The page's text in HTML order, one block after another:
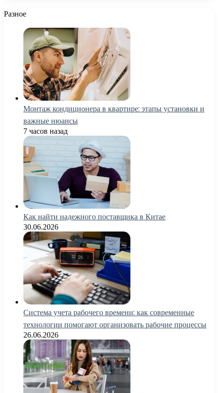
Разное
Монтаж кондиционера в квартире: этапы установки и
важные нюансы
7 часов назад
Как найти надежного поставщика в Китае
30.06.2026
Система учета рабочего времени: как современные
технологии помогают организовать рабочие процессы
26.06.2026